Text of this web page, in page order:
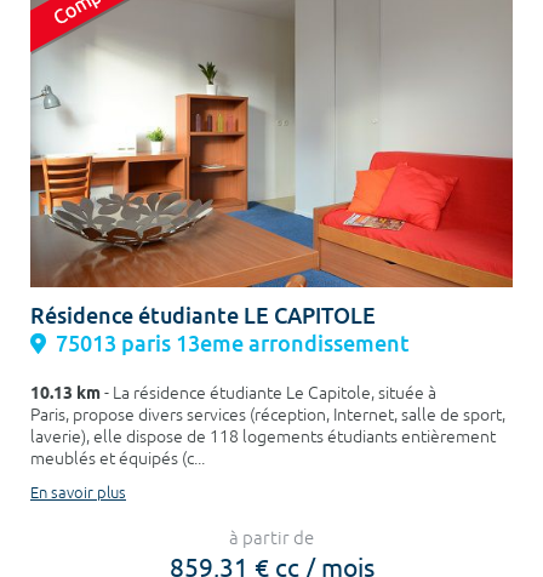
Résidence étudiante LE CAPITOLE
75013 paris 13eme arrondissement
10.13 km- La résidence étudiante Le Capitole, située à
Paris, propose divers services (réception, Internet, salle de sport,
laverie), elle dispose de 118 logements étudiants entièrement
meublés et équipés (c...
En savoir plus
à partir de
859,31 € cc / mois